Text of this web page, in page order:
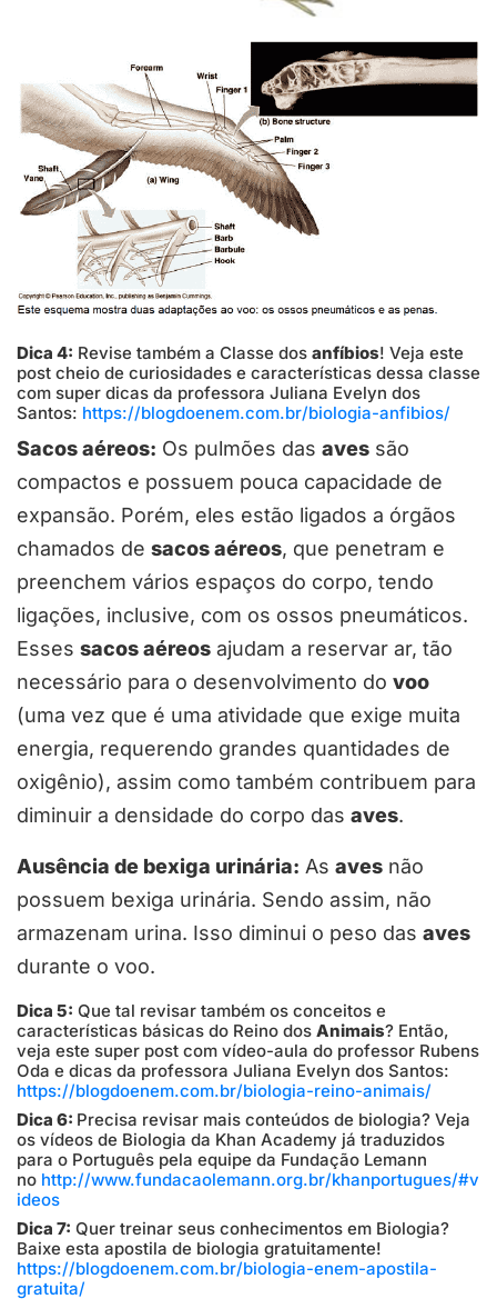
Dica 4: Revise também a Classe dos anfíbios! Veja este
post cheio de curiosidades e características dessa classe
com super dicas da professora Juliana Evelyn dos
Santos: https://blogdoenem.com.br/biologia-anfibios/
Sacos aéreos: Os pulmões das aves são
compactos e possuem pouca capacidade de
expansão. Porém, eles estão ligados a órgãos
chamados de sacos aéreos, que penetram e
preenchem vários espaços do corpo, tendo
ligações, inclusive, com os ossos pneumáticos.
Esses sacos aéreos ajudam a reservar ar, tão
necessário para o desenvolvimento do voo
(uma vez que é uma atividade que exige muita
energia, requerendo grandes quantidades de
oxigênio), assim como também contribuem para
diminuir a densidade do corpo das aves.
Ausência de bexiga urinária: As aves não
possuem bexiga urinária. Sendo assim, não
armazenam urina. Isso diminui o peso das aves
durante o voo.
Dica 5: Que tal revisar também os conceitos e
características básicas do Reino dos Animais? Então,
veja este super post com vídeo-aula do professor Rubens
Oda e dicas da professora Juliana Evelyn dos Santos:
https://blogdoenem.com.br/biologia-reino-animais/
Dica 6: Precisa revisar mais conteúdos de biologia? Veja
os vídeos de Biologia da Khan Academy já traduzidos
para o Português pela equipe da Fundação Lemann
no http://www.fundacaolemann.org.br/khanportugues/#v
ideos
Dica 7: Quer treinar seus conhecimentos em Biologia?
Baixe esta apostila de biologia gratuitamente!
https://blogdoenem.com.br/biologia-enem-apostila-
gratuita/